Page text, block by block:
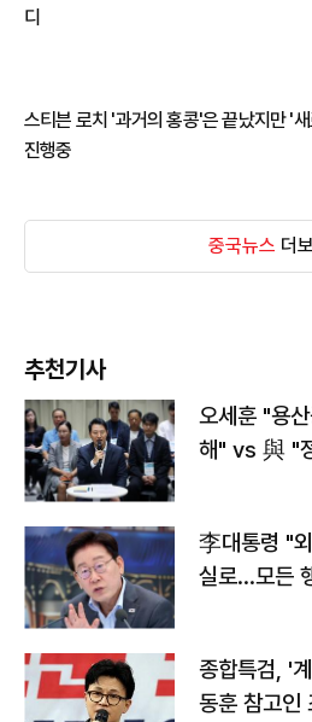
디
스티븐 로치 '과거의 홍콩'은 끝났지만 '
진행중
중국뉴스 더
추천기사
오세훈 "용
해" vs 與 "
李대통령 "
실로…모든
종합특검, '
동훈 참고인